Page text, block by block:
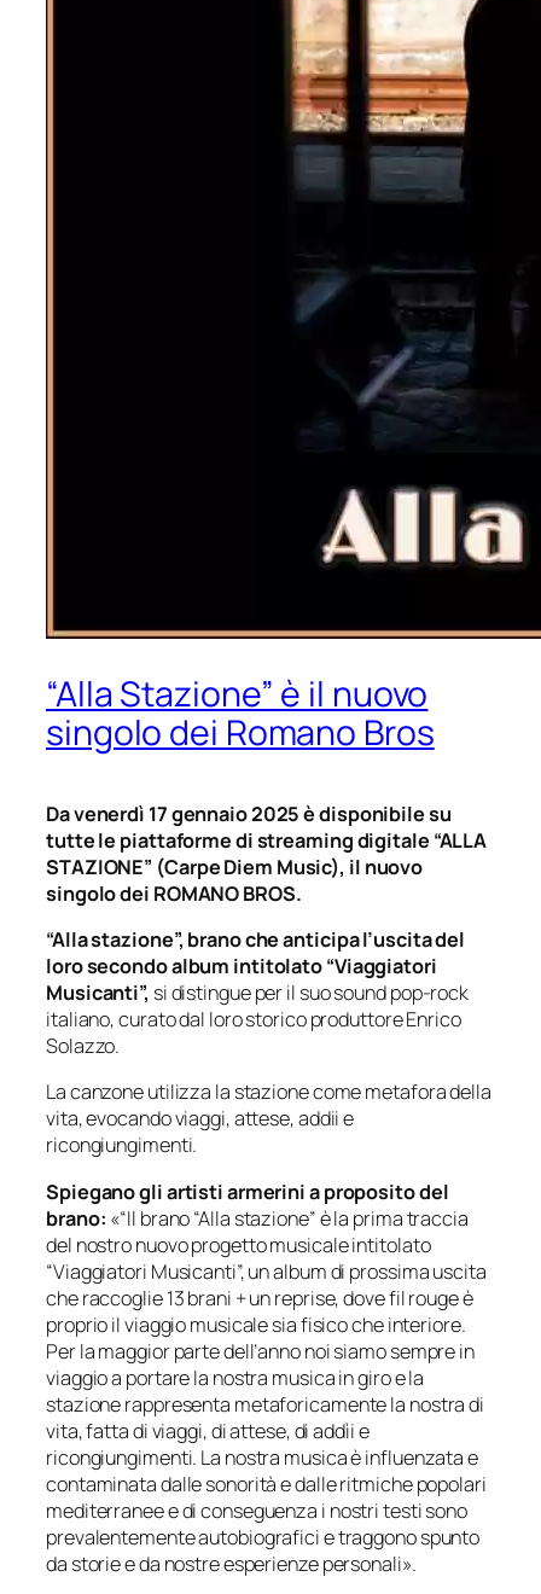
“Alla Stazione” è il nuovo
singolo dei Romano Bros
Da venerdì 17 gennaio 2025 è disponibile su
tutte le piattaforme di streaming digitale “ALLA
STAZIONE” (Carpe Diem Music), il nuovo
singolo dei ROMANO BROS.
“Alla stazione”, brano che anticipa l’uscita del
loro secondo album intitolato “Viaggiatori
Musicanti”, si distingue per il suo sound pop-rock
italiano, curato dal loro storico produttore Enrico
Solazzo.
La canzone utilizza la stazione come metafora della
vita, evocando viaggi, attese, addii e
ricongiungimenti.
Spiegano gli artisti armerini a proposito del
brano: «“Il brano “Alla stazione” è la prima traccia
del nostro nuovo progetto musicale intitolato
“Viaggiatori Musicanti”, un album di prossima uscita
che raccoglie 13 brani + un reprise, dove fil rouge è
proprio il viaggio musicale sia fisico che interiore.
Per la maggior parte dell’anno noi siamo sempre in
viaggio a portare la nostra musica in giro e la
stazione rappresenta metaforicamente la nostra di
vita, fatta di viaggi, di attese, di addìi e
ricongiungimenti. La nostra musica è influenzata e
contaminata dalle sonorità e dalle ritmiche popolari
mediterranee e di conseguenza i nostri testi sono
prevalentemente autobiografici e traggono spunto
da storie e da nostre esperienze personali».